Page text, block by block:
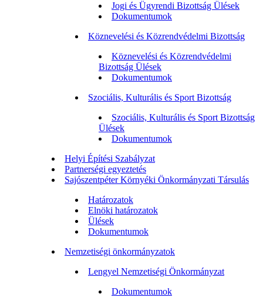
Jogi és Ügyrendi Bizottság Ülések
Dokumentumok
Köznevelési és Közrendvédelmi Bizottság
Köznevelési és Közrendvédelmi
Bizottság Ülések
Dokumentumok
Szociális, Kulturális és Sport Bizottság
Szociális, Kulturális és Sport Bizottság
Ülések
Dokumentumok
Helyi Építési Szabályzat
Partnerségi egyeztetés
Sajószentpéter Környéki Önkormányzati Társulás
Határozatok
Elnöki határozatok
Ülések
Dokumentumok
Nemzetiségi önkormányzatok
Lengyel Nemzetiségi Önkormányzat
Dokumentumok